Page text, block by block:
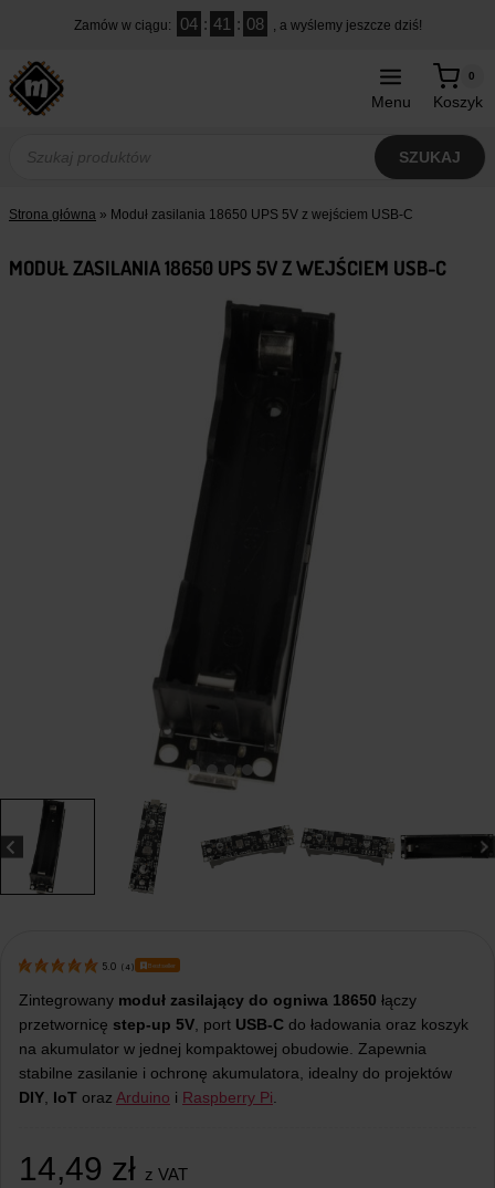
treści
Zamów w ciągu: 04 : 41 : 08 , a wyślemy jeszcze dziś!
Menu Koszyk
0
produktów
SZUKAJ
Strona główna » Moduł zasilania 18650 UPS 5V z wejściem USB-C
MODUŁ ZASILANIA 18650 UPS 5V Z WEJŚCIEM USB-C
5.0 ( 4 ) Bestseller
Zintegrowany moduł zasilający do ogniwa 18650 łączy
przetwornicę step-up 5V , port USB-C do ładowania oraz koszyk
na akumulator w jednej kompaktowej obudowie. Zapewnia
stabilne zasilanie i ochronę akumulatora, idealny do projektów
DIY IoT oraz Arduino i Raspberry Pi
14,49 zł z VAT